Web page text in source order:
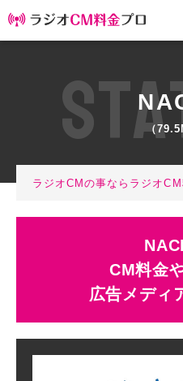
STA
（
ラジオCMの事ならラジオCM
CM料金
広告メディ